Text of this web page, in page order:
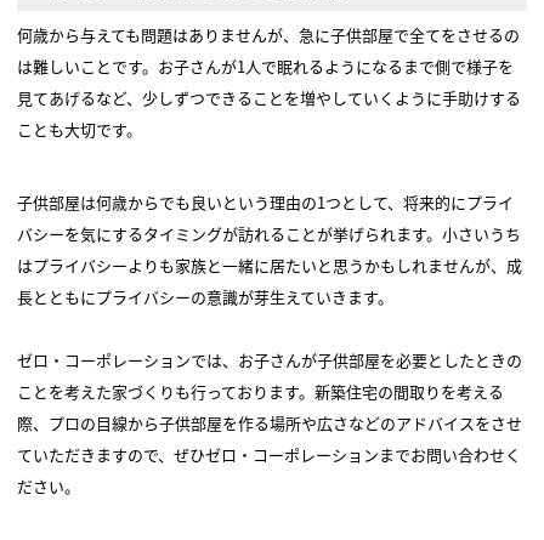
何歳から与えても問題はありませんが、急に子供部屋で全てをさせるの
は難しいことです。お子さんが1人で眠れるようになるまで側で様子を
見てあげるなど、少しずつできることを増やしていくように手助けする
ことも大切です。
子供部屋は何歳からでも良いという理由の1つとして、将来的にプライ
バシーを気にするタイミングが訪れることが挙げられます。小さいうち
はプライバシーよりも家族と一緒に居たいと思うかもしれませんが、成
長とともにプライバシーの意識が芽生えていきます。
ゼロ・コーポレーションでは、お子さんが子供部屋を必要としたときの
ことを考えた家づくりも行っております。新築住宅の間取りを考える
際、プロの目線から子供部屋を作る場所や広さなどのアドバイスをさせ
ていただきますので、ぜひゼロ・コーポレーションまでお問い合わせく
ださい。